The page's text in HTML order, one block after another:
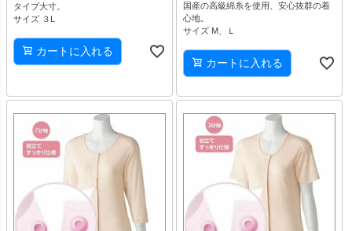
タイプ大寸。
サイズ ３L
カートに入れる
国産の高級綿糸を使用、安心抜群の着
心地。
サイズ M、Ｌ
カートに入れる